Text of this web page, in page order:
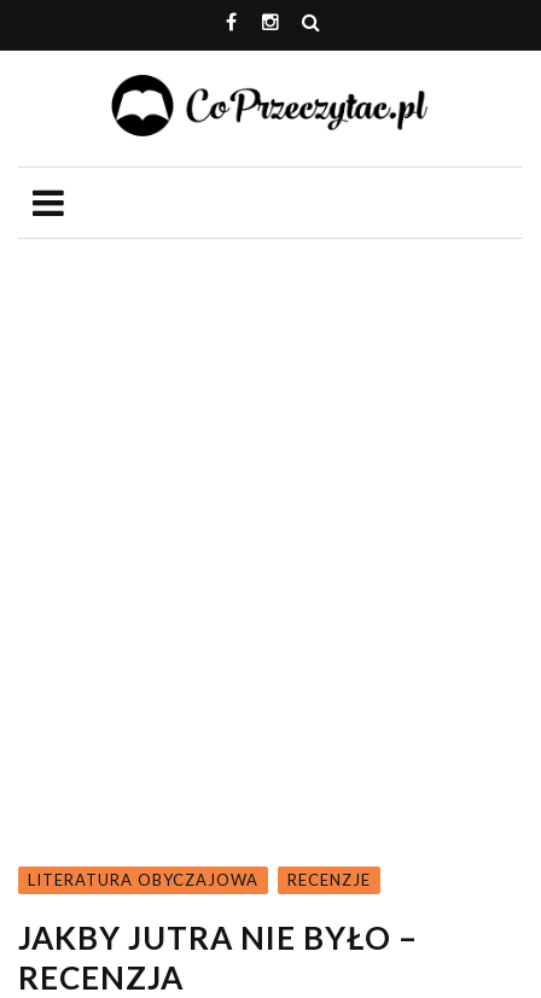
LITERATURA OBYCZAJOWA RECENZJE
JAKBY JUTRA NIE BYŁO –
RECENZJA